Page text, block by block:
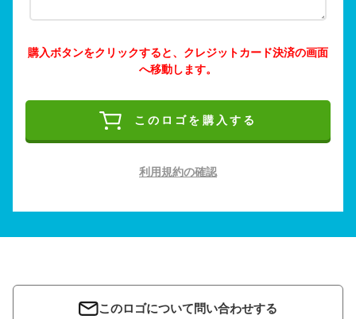
購入ボタンをクリックすると、クレジットカード決済の画面
へ移動します。
このロゴを購入する
利用規約の確認
このロゴについて問い合わせする